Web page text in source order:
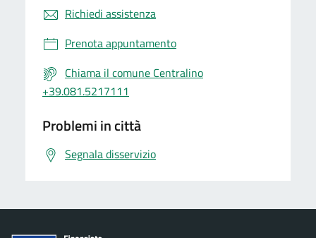
Richiedi assistenza
Prenota appuntamento
Chiama il comune Centralino
+39.081.5217111
Problemi in città
Segnala disservizio